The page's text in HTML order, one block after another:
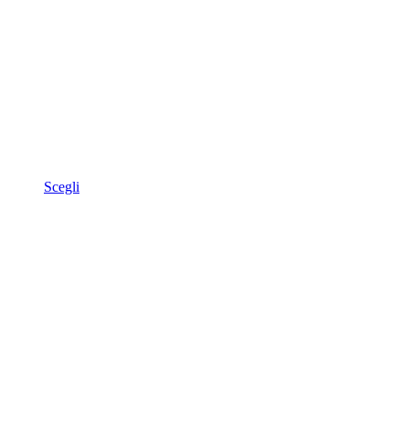
Scegli